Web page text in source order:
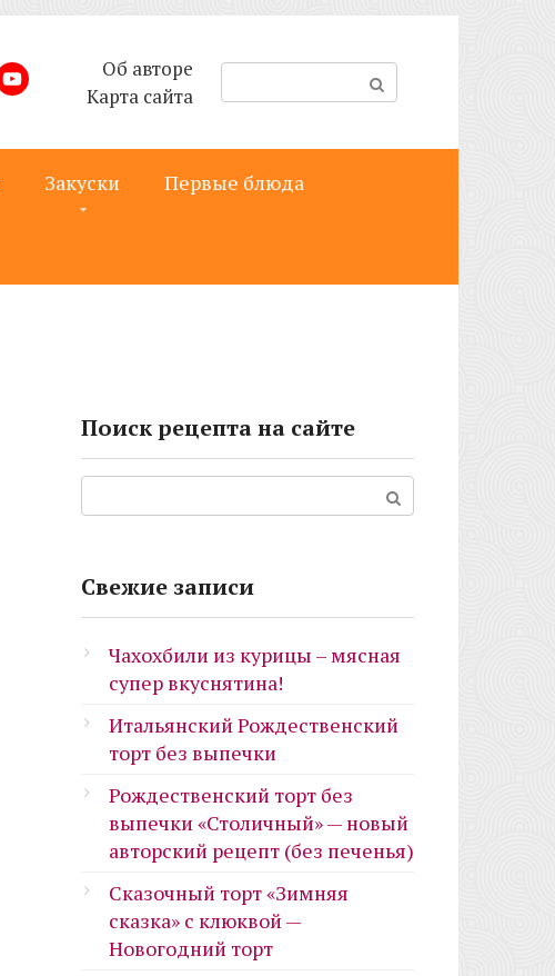
Об авторе
Карта сайта
о
к
Закуски Первые блюда
Поиск рецепта на сайте
Свежие записи
Чахохбили из курицы – мясная
супер вкуснятина!
Итальянский Рождественский
торт без выпечки
Рождественский торт без
выпечки «Столичный» — новый
авторский рецепт (без печенья)
Сказочный торт «Зимняя
сказка» с клюквой —
Новогодний торт